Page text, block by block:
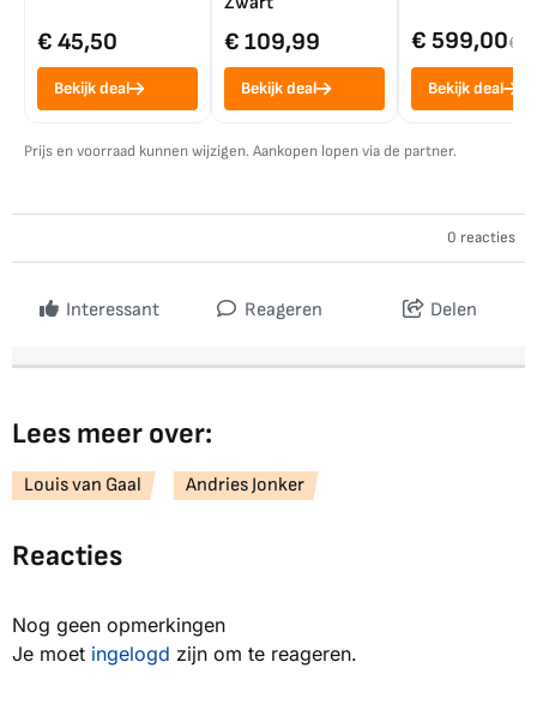
€ 45,50
Bekijk deal
€ 109,99
Bekijk deal
€ 599,00€
Bekijk deal
Prijs en voorraad kunnen wijzigen. Aankopen lopen via de partner.
0 reacties
Interessant Reageren Delen
Lees meer over:
Louis van Gaal Andries Jonker
Reacties
Nog geen opmerkingen
Je moet ingelogd zijn om te reageren.